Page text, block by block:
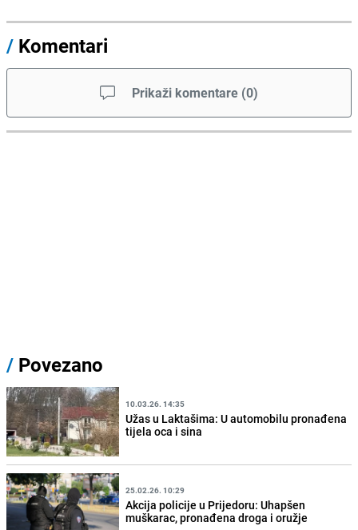
/ Komentari
Prikaži komentare (0)
/ Povezano
10.03.26. 14:35
Užas u Laktašima: U automobilu pronađena
tijela oca i sina
25.02.26. 10:29
Akcija policije u Prijedoru: Uhapšen
muškarac, pronađena droga i oružje